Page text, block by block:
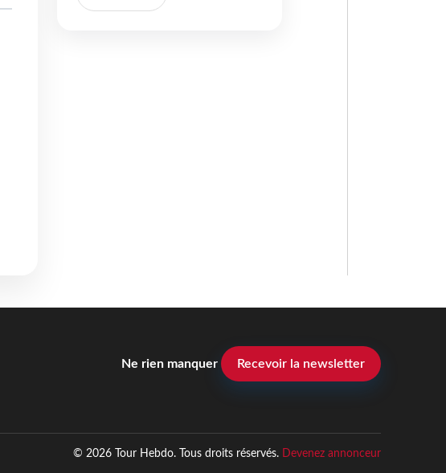
Ne rien manquer Recevoir la newsletter
© 2026 Tour Hebdo. Tous droits réservés. Devenez annonceur